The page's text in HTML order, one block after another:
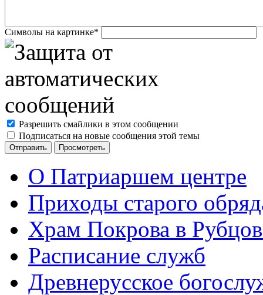
Символы на картинке*
Разрешить смайлики в этом сообщении
Подписаться на новые сообщения этой темы
О Патриаршем центре
Приходы старого
Храм Покрова в
Расписание служб
Древнерусское